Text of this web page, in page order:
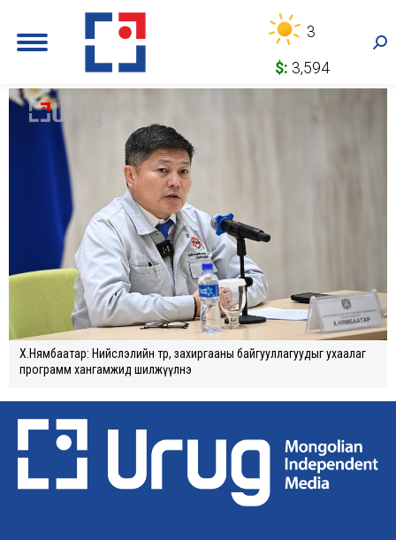
3
$: 3,594
Х.Нямбаатар: Нийслэлийн төр, захиргааны байгууллагуудыг ухаалаг
программ хангамжид шилжүүлнэ